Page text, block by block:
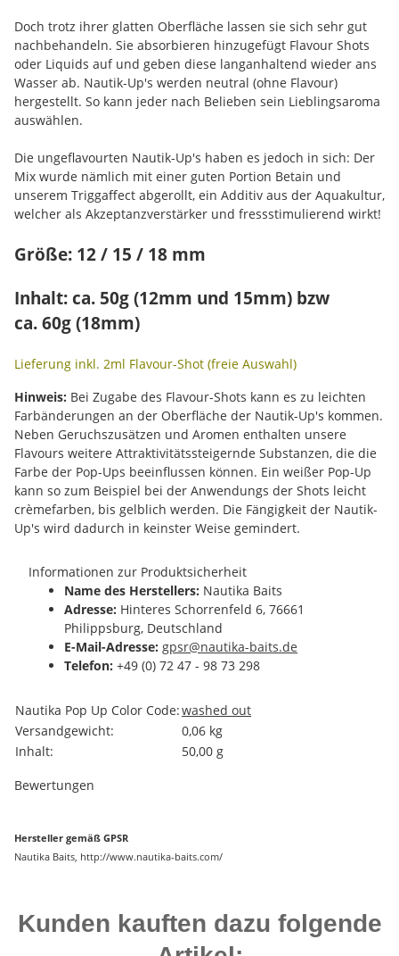
Doch trotz ihrer glatten Oberfläche lassen sie sich sehr gut
nachbehandeln. Sie absorbieren hinzugefügt Flavour Shots
oder Liquids auf und geben diese langanhaltend wieder ans
Wasser ab. Nautik-Up's werden neutral (ohne Flavour)
hergestellt. So kann jeder nach Belieben sein Lieblingsaroma
auswählen.
Die ungeflavourten Nautik-Up's haben es jedoch in sich: Der
Mix wurde nämlich mit einer guten Portion Betain und
unserem Triggaffect abgerollt, ein Additiv aus der Aquakultur,
welcher als Akzeptanzverstärker und fressstimulierend wirkt!
Größe: 12 / 15 / 18 mm
Inhalt: ca. 50g (12mm und 15mm) bzw
ca. 60g (18mm)
Lieferung inkl. 2ml Flavour-Shot (freie Auswahl)
Hinweis: Bei Zugabe des Flavour-Shots kann es zu leichten
Farbänderungen an der Oberfläche der Nautik-Up's kommen.
Neben Geruchszusätzen und Aromen enthalten unsere
Flavours weitere Attraktivitätssteigernde Substanzen, die die
Farbe der Pop-Ups beeinflussen können. Ein weißer Pop-Up
kann so zum Beispiel bei der Anwendungs der Shots leicht
crèmefarben, bis gelblich werden. Die Fängigkeit der Nautik-
Up's wird dadurch in keinster Weise gemindert.
Informationen zur Produktsicherheit
Name des Herstellers: Nautika Baits
Adresse: Hinteres Schorrenfeld 6, 76661
Philippsburg, Deutschland
E-Mail-Adresse: gpsr@nautika-baits.de
Telefon: +49 (0) 72 47 - 98 73 298
Produkteigenschaft
Wert
Nautika Pop Up Color Code:washed out
Versandgewicht:
0,06 kg
Inhalt:
50,00 g
Bewertungen
Hersteller gemäß GPSR
Nautika Baits, http://www.nautika-baits.com/
Kunden kauften dazu folgende